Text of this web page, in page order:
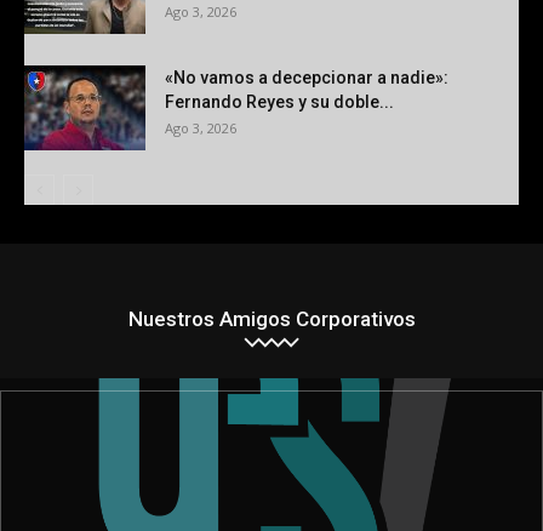
Ago 3, 2026
«No vamos a decepcionar a nadie»:
Fernando Reyes y su doble...
Ago 3, 2026
Nuestros Amigos Corporativos